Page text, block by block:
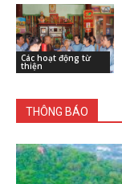
Các hoạt động từ
thiện
THÔNG BÁO